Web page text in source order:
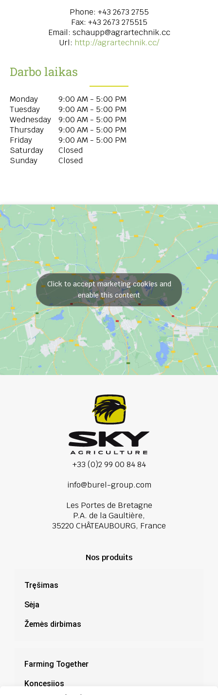
Phone: +43 2673 2755
Fax: +43 2673 275515
Email: schaupp@agrartechnik.cc
Url: http://agrartechnik.cc/
Darbo laikas
Monday
9:00 AM - 5:00 PM
Tuesday
9:00 AM - 5:00 PM
Wednesday
9:00 AM - 5:00 PM
Thursday
9:00 AM - 5:00 PM
Friday
9:00 AM - 5:00 PM
Saturday
Closed
Sunday
Closed
Click to accept marketing cookies and
enable this content
+33 (0)2 99 00 84 84
info@burel-group.com
Les Portes de Bretagne
P.A. de la Gaultière,
35220 CHÂTEAUBOURG, France
Nos produits
Tręšimas
Sėja
Žemės dirbimas
Farming Together
Koncesijos